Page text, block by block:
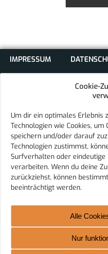
Cookie-
Um dir ein optimales Erlebnis
Technologien wie Cookies,
speichern und/oder darauf
Technologien zustimmst,
Surfverhalten oder eindeutige
verarbeiten. Wenn du deine
zurückziehst, können
beeinträchtigt werden.
Alle
Nur
IMPRESSUM
Sport Club Eurasburg
Schulstraße 18
86495 Eurasburg
E-Mail:vorstand@sc-
Telefon: 08208 9598808
© 2026 Sport Club